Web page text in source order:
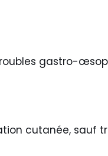
gastro-
cutanée, sauf